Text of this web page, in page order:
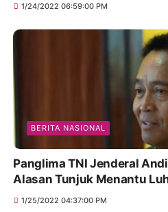
1/24/2022 06:59:00 PM
BERITA NASIONAL
Panglima TNI Jenderal
Alasan Tunjuk Menantu
1/25/2022 04:37:00 PM